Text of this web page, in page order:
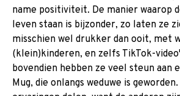
name positiviteit. De manier waarop
leven staan is bijzonder, zo laten ze
misschien wel drukker dan ooit, met
(klein)kinderen, en zelfs TikTok-
bovendien hebben ze veel steun aan
Mug, die onlangs weduwe is